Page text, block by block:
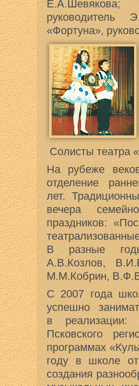
Е.А.Шевякова;
руководитель
«Фортуна»,
Солисты театра
На рубеже
отделение
лет.
вечера
праздников:
В разные
А.В.Козлов,
М.М.Кобрин,
С 2007 года
успешно
в реализации:
Псковского
программах
году в школе
создания